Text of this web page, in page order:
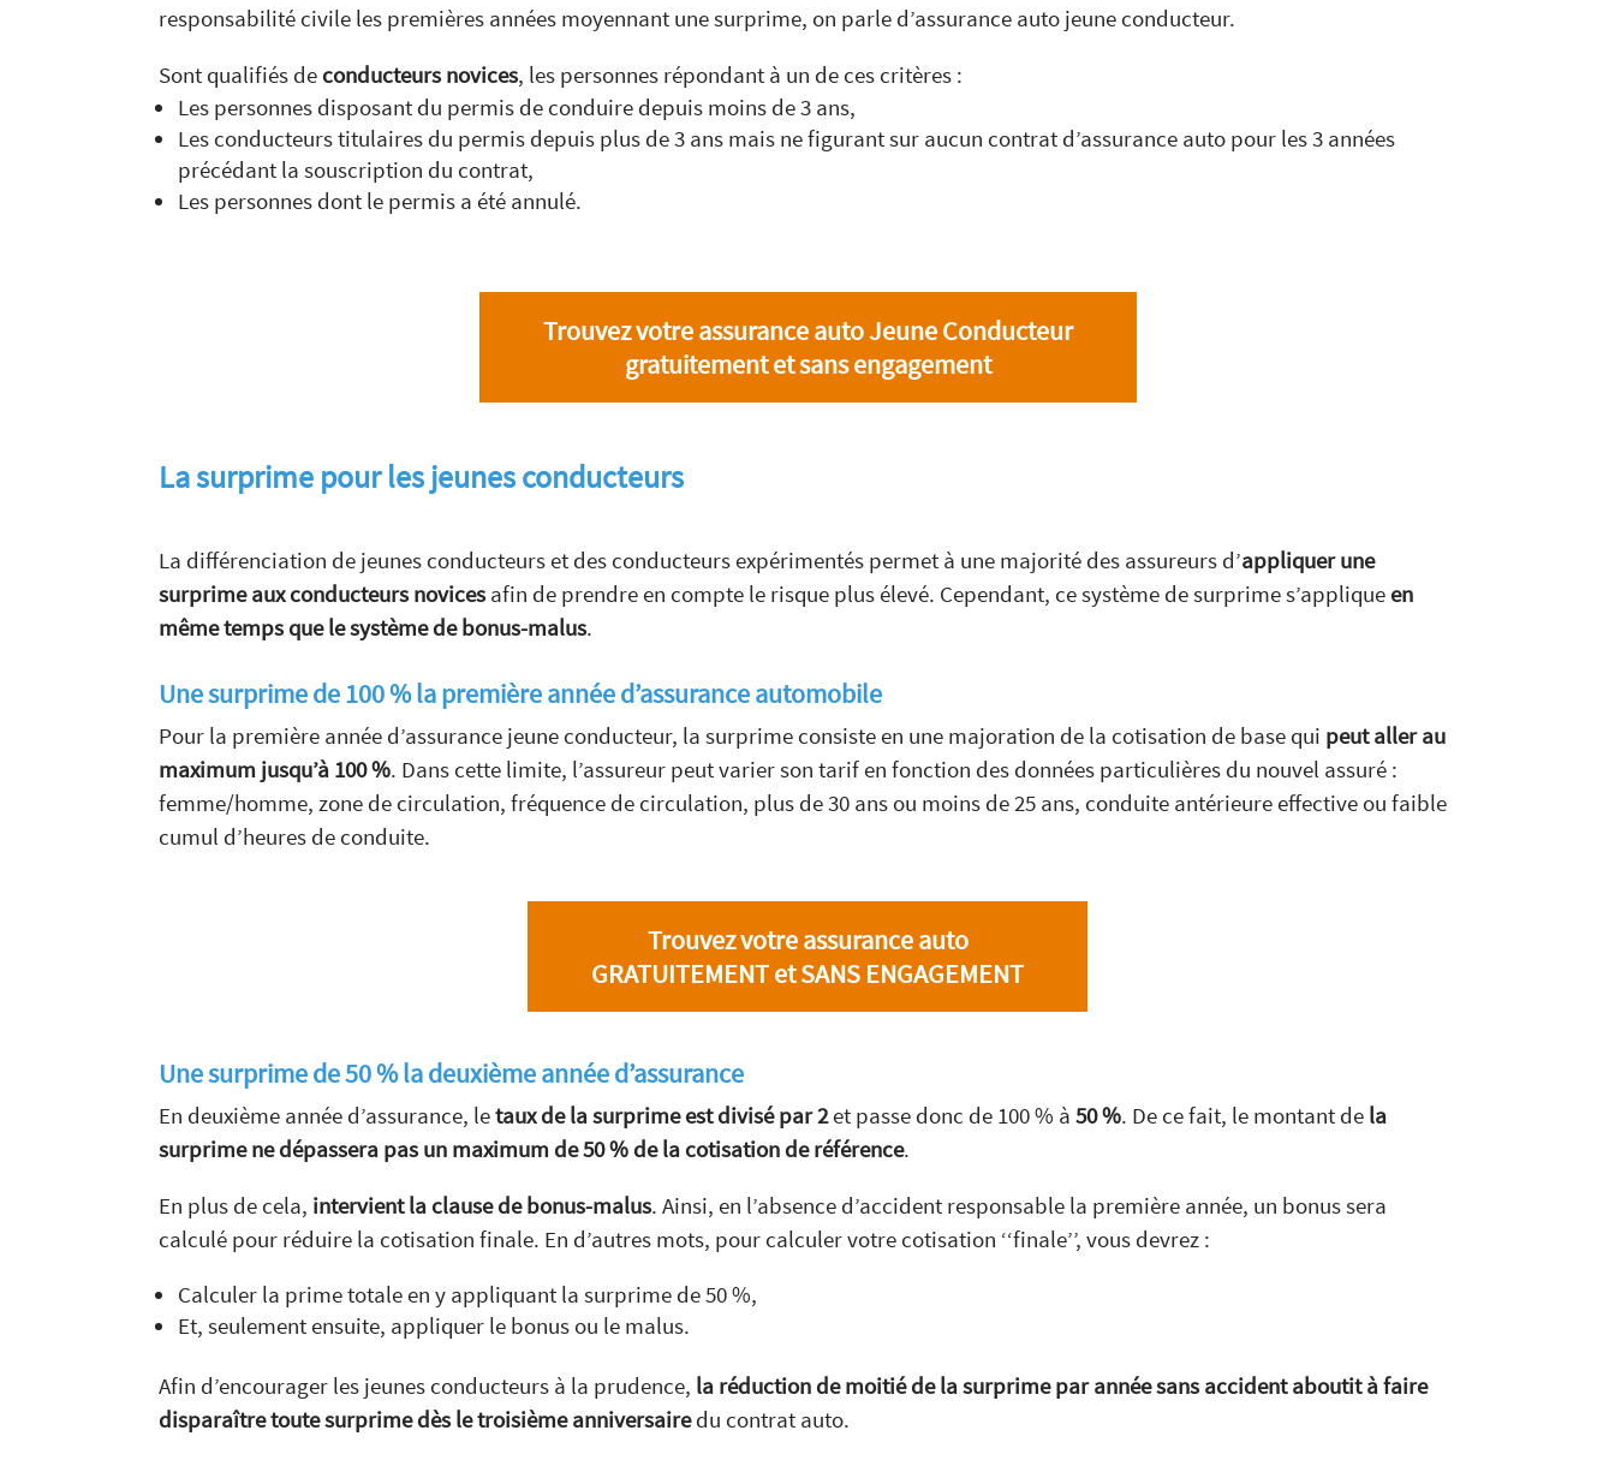
responsabilité civile les premières années moyennant une surprime, on parle d’assurance auto jeune conducteur.
Sont qualifiés de conducteurs novices, les personnes répondant à un de ces critères :
Les personnes disposant du permis de conduire depuis moins de 3 ans,
Les conducteurs titulaires du permis depuis plus de 3 ans mais ne figurant sur aucun contrat d’assurance auto pour les 3 années
précédant la souscription du contrat,
Les personnes dont le permis a été annulé.
Trouvez votre assurance auto Jeune Conducteur
gratuitement et sans engagement
La surprime pour les jeunes conducteurs
La différenciation de jeunes conducteurs et des conducteurs expérimentés permet à une majorité des assureurs d’appliquer une
surprime aux conducteurs novices afin de prendre en compte le risque plus élevé. Cependant, ce système de surprime s’applique en
même temps que le système de bonus-malus.
Une surprime de 100 % la première année d’assurance automobile
Pour la première année d’assurance jeune conducteur, la surprime consiste en une majoration de la cotisation de base qui peut aller au
maximum jusqu’à 100 %. Dans cette limite, l’assureur peut varier son tarif en fonction des données particulières du nouvel assuré :
femme/homme, zone de circulation, fréquence de circulation, plus de 30 ans ou moins de 25 ans, conduite antérieure effective ou faible
cumul d’heures de conduite.
Trouvez votre assurance auto
GRATUITEMENT et SANS ENGAGEMENT
Une surprime de 50 % la deuxième année d’assurance
En deuxième année d’assurance, letaux de la surprime est divisé par 2et passe donc de 100 % à 50 %. De ce fait, le montant de la
surprime ne dépassera pas un maximum de 50 % de la cotisation de référence.
En plus de cela, intervient la clause de bonus-malus. Ainsi, en l’absence d’accident responsable la première année, un bonus sera
calculé pour réduire la cotisation finale. En d’autres mots, pour calculer votre cotisation ‘‘finale’’, vous devrez :
Calculer la prime totale en y appliquant la surprime de 50 %,
Et, seulement ensuite, appliquer le bonus ou le malus.
Afin d’encourager les jeunes conducteurs à la prudence, la réduction de moitié de la surprime par année sans accident aboutit à faire
disparaître toute surprime dès le troisième anniversairedu contrat auto.